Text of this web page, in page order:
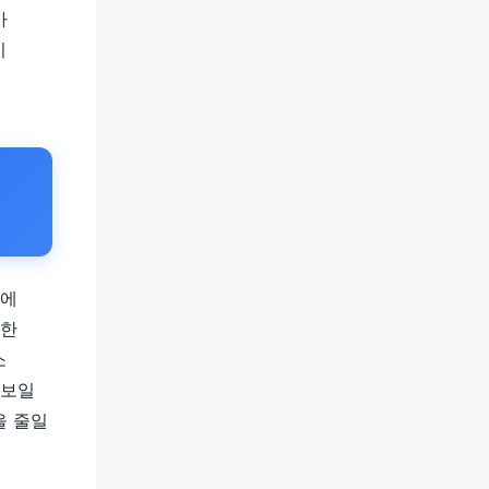
일
줄일